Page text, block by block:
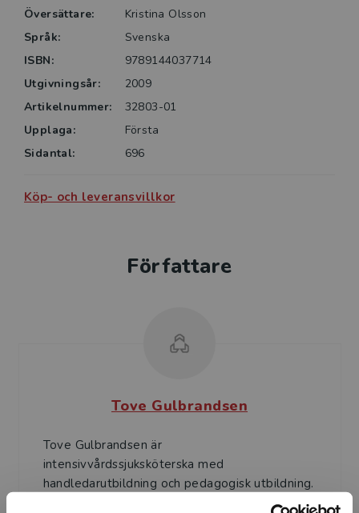
Översättare:
Kristina Olsson
Språk:
Svenska
ISBN:
9789144037714
Utgivningsår:
2009
Artikelnummer:
32803-01
Upplaga:
Första
Sidantal:
696
Köp- och leveransvillkor
Författare
Tove Gulbrandsen
Tove Gulbrandsen är
intensivvårdssjuksköterska med
handledarutbildning och pedagogisk utbildning.
Hon har erfarenhet från olika delar av klinisk